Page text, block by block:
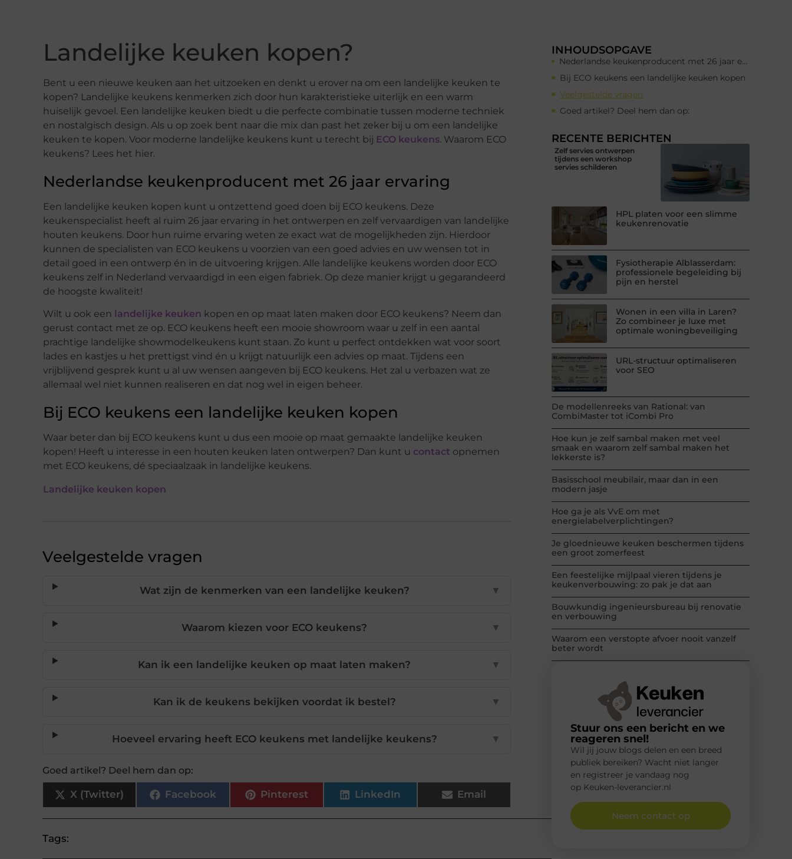
Landelijke keuken kopen?
Bent u een nieuwe keuken aan het uitzoeken en denkt u erover na om een landelijke keuken te
kopen? Landelijke keukens kenmerken zich door hun karakteristieke uiterlijk en een warm
huiselijk gevoel. Een landelijke keuken biedt u die perfecte combinatie tussen moderne techniek
en nostalgisch design. Als u op zoek bent naar die mix dan past het zeker bij u om een landelijke
keuken te kopen. Voor moderne landelijke keukens kunt u terecht bij ECO keukens. Waarom ECO
keukens? Lees het hier.
Nederlandse keukenproducent met 26 jaar ervaring
Een landelijke keuken kopen kunt u ontzettend goed doen bij ECO keukens. Deze
keukenspecialist heeft al ruim 26 jaar ervaring in het ontwerpen en zelf vervaardigen van landelijke
houten keukens. Door hun ruime ervaring weten ze exact wat de mogelijkheden zijn. Hierdoor
kunnen de specialisten van ECO keukens u voorzien van een goed advies en uw wensen tot in
detail goed in een ontwerp én in de uitvoering krijgen. Alle landelijke keukens worden door ECO
keukens zelf in Nederland vervaardigd in een eigen fabriek. Op deze manier krijgt u gegarandeerd
de hoogste kwaliteit!
Wilt u ook een landelijke keuken kopen en op maat laten maken door ECO keukens? Neem dan
gerust contact met ze op. ECO keukens heeft een mooie showroom waar u zelf in een aantal
prachtige landelijke showmodelkeukens kunt staan. Zo kunt u perfect ontdekken wat voor soort
lades en kastjes u het prettigst vind én u krijgt natuurlijk een advies op maat. Tijdens een
vrijblijvend gesprek kunt u al uw wensen aangeven bij ECO keukens. Het zal u verbazen wat ze
allemaal wel niet kunnen realiseren en dat nog wel in eigen beheer.
Bij ECO keukens een landelijke keuken kopen
Waar beter dan bij ECO keukens kunt u dus een mooie op maat gemaakte landelijke keuken
kopen! Heeft u interesse in een houten keuken laten ontwerpen? Dan kunt u contact opnemen
met ECO keukens, dé speciaalzaak in landelijke keukens.
Landelijke keuken kopen
Veelgestelde vragen
Wat zijn de kenmerken van een landelijke keuken? ▼
Waarom kiezen voor ECO keukens? ▼
Kan ik een landelijke keuken op maat laten maken? ▼
Kan ik de keukens bekijken voordat ik bestel? ▼
Hoeveel ervaring heeft ECO keukens met landelijke keukens? ▼
Goed artikel? Deel hem dan op:
X (Twitter) Facebook Pinterest LinkedIn Email
Tags:
INHOUDSOPGAVE
Nederlandse keukenproducent met 26 jaar ervaring
Bij ECO keukens een landelijke keuken kopen
Veelgestelde vragen
Goed artikel? Deel hem dan op:
RECENTE BERICHTEN
Zelf servies ontwerpen
tijdens een workshop
servies schilderen
HPL platen voor een slimme
keukenrenovatie
Fysiotherapie Alblasserdam:
professionele begeleiding bij
pijn en herstel
Wonen in een villa in Laren?
Zo combineer je luxe met
optimale woningbeveiliging
URL-structuur optimaliseren
voor SEO
De modellenreeks van Rational: van
CombiMaster tot iCombi Pro
Hoe kun je zelf sambal maken met veel
smaak en waarom zelf sambal maken het
lekkerste is?
Basisschool meubilair, maar dan in een
modern jasje
Hoe ga je als VvE om met
energielabelverplichtingen?
Je gloednieuwe keuken beschermen tijdens
een groot zomerfeest
Een feestelijke mijlpaal vieren tijdens je
keukenverbouwing: zo pak je dat aan
Bouwkundig ingenieursbureau bij renovatie
en verbouwing
Waarom een verstopte afvoer nooit vanzelf
beter wordt
Stuur ons een bericht en we
reageren snel!
Wil jij jouw blogs delen en een breed
publiek bereiken? Wacht niet langer
en registreer je vandaag nog
op Keuken-leverancier.nl
Neem contact op